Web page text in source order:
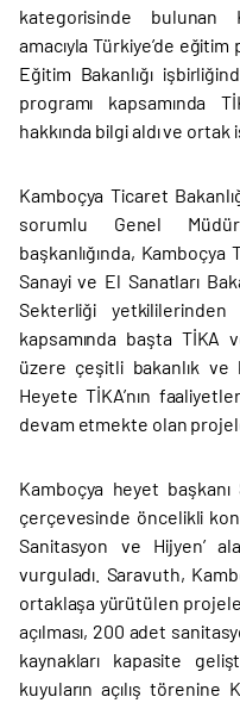
kategorisinde bulunan
amacıyla Türkiye’de
Eğitim Bakanlığı
programı kapsamında
hakkında bilgi aldı ve
Kamboçya Ticaret
sorumlu Genel
başkanlığında, Kamboçya
Sanayi ve El Sanatları
Sekterliği
kapsamında başta TİKA
üzere çeşitli bakanlık ve
Heyete TİKA’nın
devam etmekte olan
Kamboçya heyet başkanı
çerçevesinde öncelikli
Sanitasyon ve Hijyen’
vurguladı. Saravuth,
ortaklaşa yürütülen
açılması, 200 adet
kaynakları kapasite
kuyuların açılış törenine